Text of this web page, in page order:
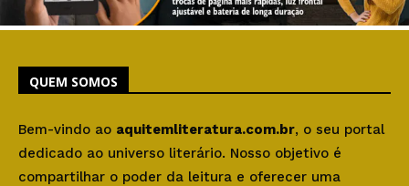
QUEM SOMOS
Bem-vindo ao aquitemliteratura.com.br, o seu portal
dedicado ao universo literário. Nosso objetivo é
compartilhar o poder da leitura e oferecer uma